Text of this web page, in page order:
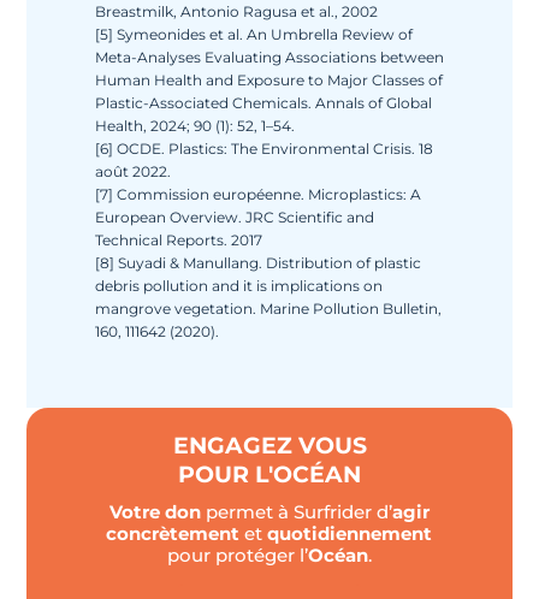
Breastmilk, Antonio Ragusa et al., 2002
[5] Symeonides et al. An Umbrella Review of
Meta-Analyses Evaluating Associations between
Human Health and Exposure to Major Classes of
Plastic-Associated Chemicals. Annals of Global
Health, 2024; 90 (1): 52, 1–54.
[6] OCDE. Plastics: The Environmental Crisis. 18
août 2022.
[7] Commission européenne. Microplastics: A
European Overview. JRC Scientific and
Technical Reports. 2017
[8] Suyadi & Manullang. Distribution of plastic
debris pollution and it is implications on
mangrove vegetation. Marine Pollution Bulletin,
160, 111642 (2020).
ENGAGEZ VOUS
POUR L'OCÉAN
Votre donpermet à Surfrider d’agir
concrètement etquotidiennement
pour protéger l’Océan.